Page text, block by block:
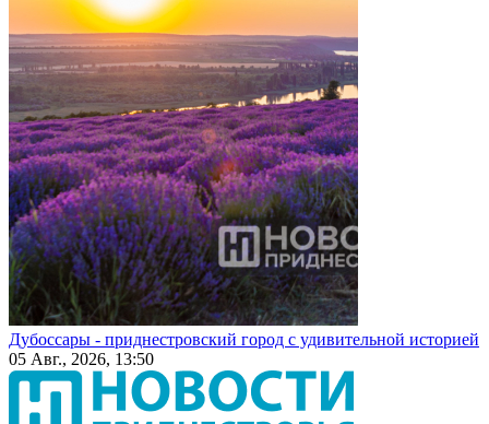
Дубоссары - приднестровский город с удивительной историей
05 Авг., 2026, 13:50